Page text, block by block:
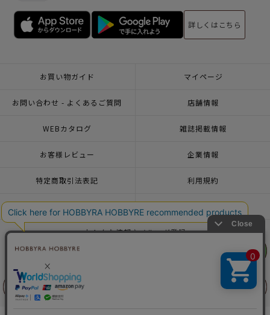
前に戻る
フェア
前に戻る
フェア
詳しくはこちら
お買い物ガイド マイページ
お問い合わせ - よくあるご質問 店舗情報
WEBカタログ 雑誌掲載情報
お客様レビュー 企業情報
特定商取引法表記 利用規約
一緒に働こう♪求人情報
おトクな情報♪メルマガ登録
© 2026 HOBBYRA HOBBYRE CORPORATION ALL Rights Reserved